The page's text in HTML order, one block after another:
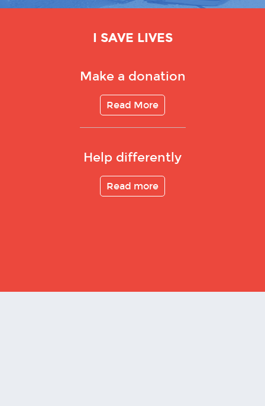
I SAVE LIVES
Make a donation
Read More
Help differently
Read more